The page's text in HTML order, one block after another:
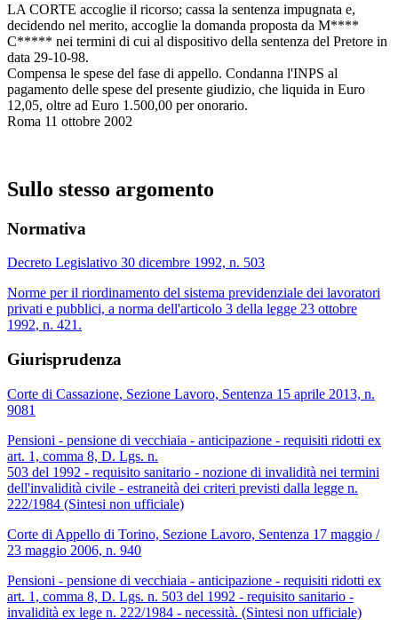
LA CORTE accoglie il ricorso; cassa la sentenza impugnata e,
decidendo nel merito, accoglie la domanda proposta da M****
C***** nei termini di cui al dispositivo della sentenza del Pretore in
data 29-10-98.
Compensa le spese del fase di appello. Condanna l'INPS al
pagamento delle spese del presente giudizio, che liquida in Euro
12,05, oltre ad Euro 1.500,00 per onorario.
Roma 11 ottobre 2002
Sullo stesso argomento
Normativa
Decreto Legislativo 30 dicembre 1992, n. 503
Norme per il riordinamento del sistema previdenziale dei lavoratori
privati e pubblici, a norma dell'articolo 3 della legge 23 ottobre
1992, n. 421.
Giurisprudenza
Corte di Cassazione, Sezione Lavoro, Sentenza 15 aprile 2013, n.
9081
Pensioni - pensione di vecchiaia - anticipazione - requisiti ridotti ex
art. 1, comma 8, D. Lgs. n.
503 del 1992 - requisito sanitario - nozione di invalidità nei termini
dell'invalidità civile - estraneità dei criteri previsti dalla legge n.
222/1984 (Sintesi non ufficiale)
Corte di Appello di Torino, Sezione Lavoro, Sentenza 17 maggio /
23 maggio 2006, n. 940
Pensioni - pensione di vecchiaia - anticipazione - requisiti ridotti ex
art. 1, comma 8, D. Lgs. n. 503 del 1992 - requisito sanitario -
invalidità ex lege n. 222/1984 - necessità. (Sintesi non ufficiale)